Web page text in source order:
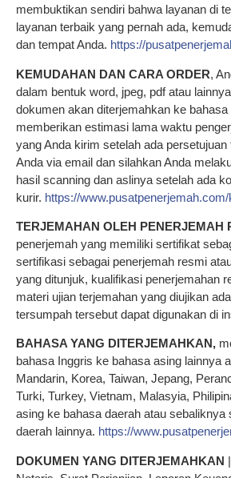
membuktikan sendiri bahwa layanan di
layanan terbaik yang pernah ada,
dan tempat Anda. https://
KEMUDAHAN DAN CARA ORDER,
dalam bentuk word, jpeg, pdf atau
dokumen akan diterjemahkan ke
memberikan estimasi lama waktu
yang Anda kirim setelah ada
Anda via email dan silahkan Anda
hasil scanning dan aslinya setelah ada
kurir. https://
TERJEMAHAN OLEH PENERJEMAH
penerjemah yang memiliki sertifikat
sertifikasi sebagai penerjemah resmi
yang ditunjuk, kualifikasi penerjemahan
materi ujian terjemahan yang diujikan
tersumpah tersebut dapat digunakan di
BAHASA YANG DITERJEMAHKAN,
bahasa Inggris ke bahasa asing lainnya
Mandarin, Korea, Taiwan, Jepang,
Turki, Turkey, Vietnam, Malasyia,
asing ke bahasa daerah atau
daerah lainnya. https://
DOKUMEN YANG DITERJEMAHKAN |